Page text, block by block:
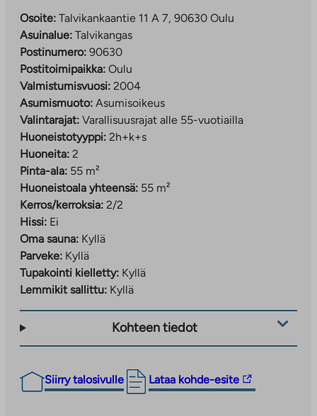
Osoite: Talvikankaantie 11 A 7, 90630 Oulu
Asuinalue: Talvikangas
Postinumero: 90630
Postitoimipaikka: Oulu
Valmistumisvuosi: 2004
Asumismuoto: Asumisoikeus
Valintarajat: Varallisuusrajat alle 55-vuotiailla
Huoneistotyyppi: 2h+k+s
Huoneita: 2
Pinta-ala: 55 m²
Huoneistoala yhteensä: 55 m²
Kerros/kerroksia: 2/2
Hissi: Ei
Oma sauna: Kyllä
Parveke: Kyllä
Tupakointi kielletty: Kyllä
Lemmikit sallittu: Kyllä
Kohteen tiedot
Siirry talosivulle Lataa kohde-esite
Linkki
vie